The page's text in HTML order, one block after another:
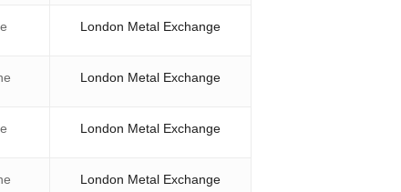
London Metal Exchange
London Metal Exchange
London Metal Exchange
London Metal Exchange